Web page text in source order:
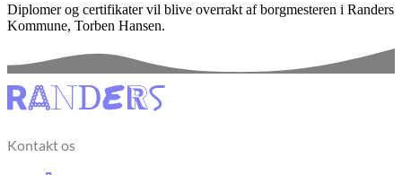
Diplomer og certifikater vil blive overrakt af borgmesteren i Randers
Kommune, Torben Hansen.
Kontakt os